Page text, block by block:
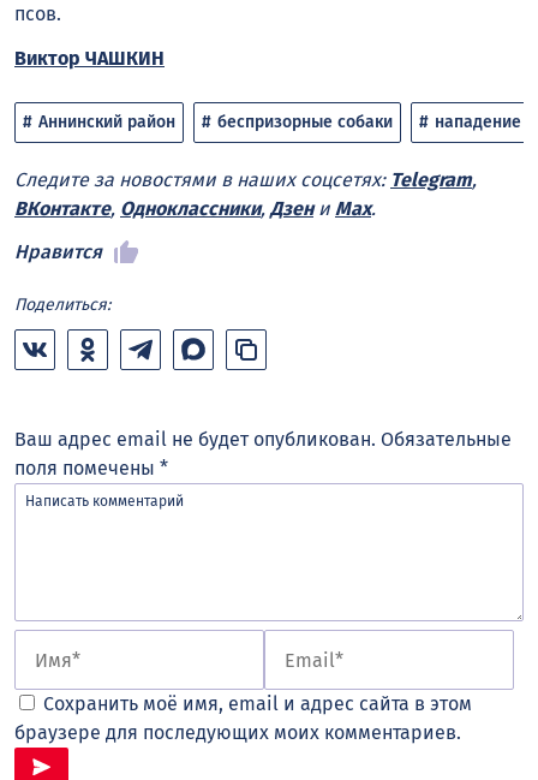
псов.
Виктор ЧАШКИН
Аннинский район беспризорные собаки нападение
Следите за новостями в наших соцсетях: Telegram,
ВКонтакте, Одноклассники, Дзени Max.
Нравится
Поделиться:
Ваш адрес email не будет опубликован. Обязательные
поля помечены *
Сохранить моё имя, email и адрес сайта в этом
браузере для последующих моих комментариев.